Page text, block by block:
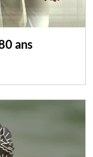
ans